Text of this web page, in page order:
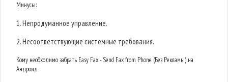
Минусы:
1. Непродуманное управление.
2. Несоответствующие системные требования.
Кому необходимо забрать Easy Fax - Send Fax from Phone (Без Рекламы) на
Андроид